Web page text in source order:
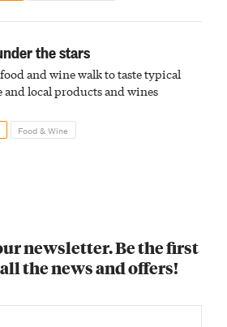
the stars
and wine walk to taste typical
local products and wines
Food & Wine
newsletter. Be the first
the news and offers!